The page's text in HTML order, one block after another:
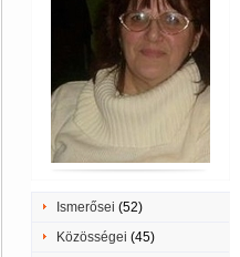
Ismerősei (52)
Közösségei (45)